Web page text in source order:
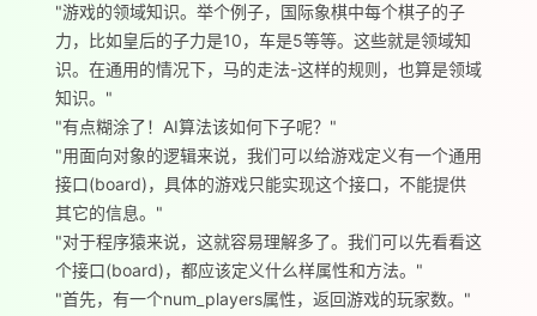
"游戏的领域知识。举个例子，国际象棋中每个棋子的子
力，比如皇后的子力是10，车是5等等。这些就是领域知
识。在通用的情况下，马的走法-这样的规则，也算是领域
知识。"
"有点糊涂了！AI算法该如何下子呢？"
"用面向对象的逻辑来说，我们可以给游戏定义有一个通用
接口(board)，具体的游戏只能实现这个接口，不能提供
其它的信息。"
"对于程序猿来说，这就容易理解多了。我们可以先看看这
个接口(board)，都应该定义什么样属性和方法。"
"首先，有一个num_players属性，返回游戏的玩家数。"